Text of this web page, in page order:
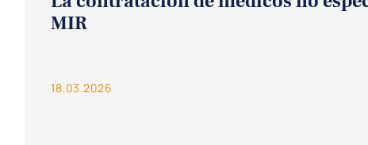
MIR
18.03.2026